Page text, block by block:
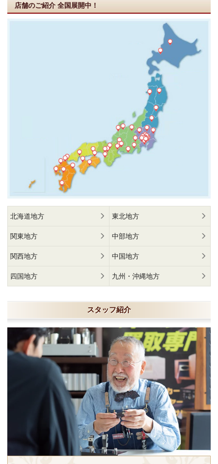
店舗のご紹介 全国展開中！
北海道地方 東北地方
関東地方 中部地方
関西地方 中国地方
四国地方 九州・沖縄地方
スタッフ紹介